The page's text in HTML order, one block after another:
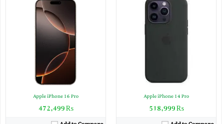
Apple iPhone 14 Pro
₨ 518,999
Apple iPhone 16 Pro
₨ 472,499
1TB Built-in
(Li-ion Non removable), 4685 mAh
View Details →